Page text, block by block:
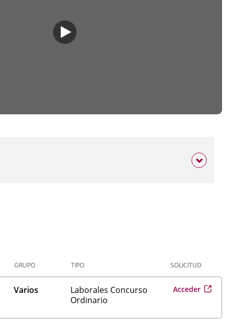
GRUPO TIPO SOLICITUD
Varios
Laborales Concurso
Ordinario
Acceder
Enlace